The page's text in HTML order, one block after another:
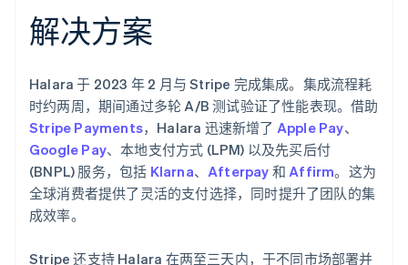
解决方案
Halara 于 2023 年 2 月与 Stripe 完成集成。集成流程耗
时约两周，期间通过多轮 A/B 测试验证了性能表现。借助
Stripe Payments，Halara 迅速新增了 Apple Pay、
Google Pay、本地支付方式 (LPM) 以及先买后付
(BNPL) 服务，包括 Klarna、 Afterpay 和 Affirm。这为
全球消费者提供了灵活的支付选择，同时提升了团队的集
成效率。
Stripe 还支持 Halara 在两至三天内，于不同市场部署并